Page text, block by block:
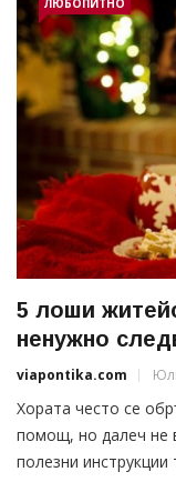
ЛЮБОПИТНО
5 лоши
ненужно
viapontika.com
Хората често се
помощ, но далеч не
полезни инструкции